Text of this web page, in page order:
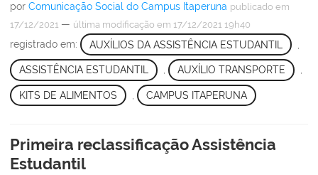
por Comunicação Social do Campus Itaperuna publicado em
17/12/2021 — última modificação em 17/12/2021 19h40
registrado em: AUXÍLIOS DA ASSISTÊNCIA ESTUDANTIL
ASSISTÊNCIA ESTUDANTIL , AUXÍLIO TRANSPORTE ,
KITS DE ALIMENTOS CAMPUS ITAPERUNA
Primeira reclassificação Assistência
Estudantil